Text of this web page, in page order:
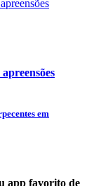
em
app favorito de